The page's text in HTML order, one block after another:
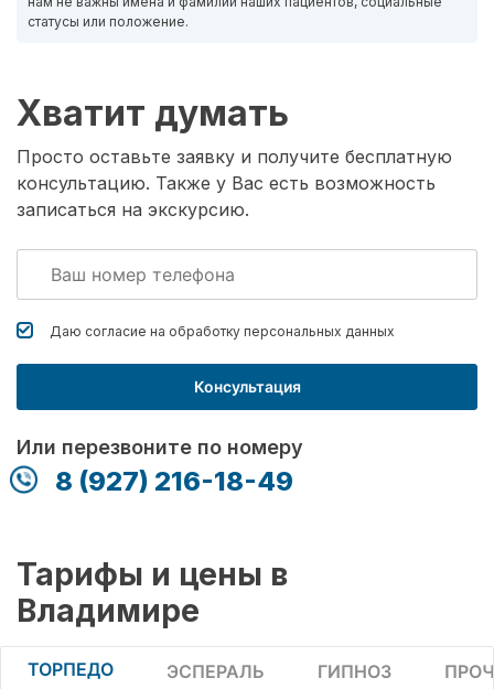
статусы или положение.
Хватит думать
Просто оставьте заявку и получите бесплатную
консультацию. Также у Вас есть возможность
записаться на экскурсию.
Даю согласие на обработку персональных данных
Консультация
Или перезвоните по номеру
8 (927) 216-18-49
Тарифы и цены в
Владимире
ТОРПЕДО ЭСПЕРАЛЬ ГИПНОЗ